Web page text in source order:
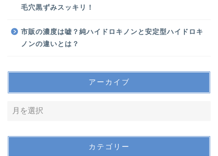
毛穴黒ずみスッキリ！
市販の濃度は嘘？純ハイドロキノンと安定型ハイドロキ
ノンの違いとは？
アーカイブ
カテゴリー